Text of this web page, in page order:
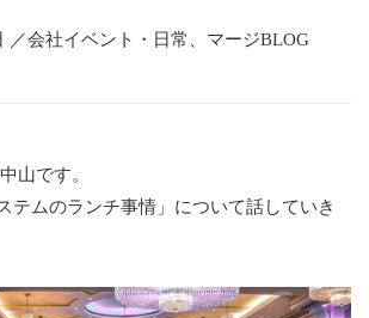
／会社イベント・日常、マージBLOG
山です。
テムのランチ事情」について話していき